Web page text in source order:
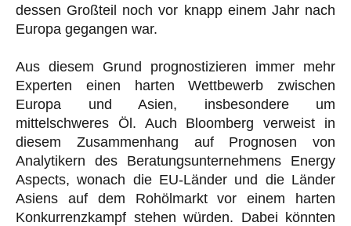
dessen Großteil noch vor knapp einem Jahr nach
Europa gegangen war.
Aus diesem Grund prognostizieren immer mehr
Experten einen harten Wettbewerb zwischen
Europa und Asien, insbesondere um
mittelschweres Öl. Auch Bloomberg verweist in
diesem Zusammenhang auf Prognosen von
Analytikern des Beratungsunternehmens Energy
Aspects, wonach die EU-Länder und die Länder
Asiens auf dem Rohölmarkt vor einem harten
Konkurrenzkampf stehen würden. Dabei könnten